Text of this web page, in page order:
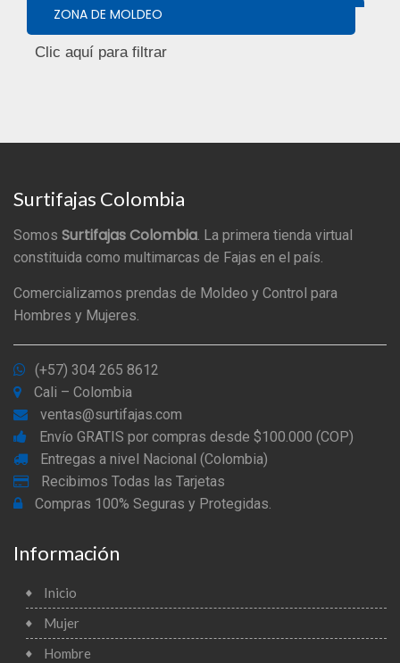
ZONA DE MOLDEO
Surtifajas Colombia
Somos Surtifajas Colombia. La primera tienda virtual
constituida como multimarcas de Fajas en el país.
Comercializamos prendas de Moldeo y Control para
Hombres y Mujeres.
(+57) 304 265 8612
Cali – Colombia
ventas@surtifajas.com
Envío GRATIS por compras desde $100.000 (COP)
Entregas a nivel Nacional (Colombia)
Recibimos Todas las Tarjetas
Compras 100% Seguras y Protegidas.
Información
Inicio
Mujer
Hombre